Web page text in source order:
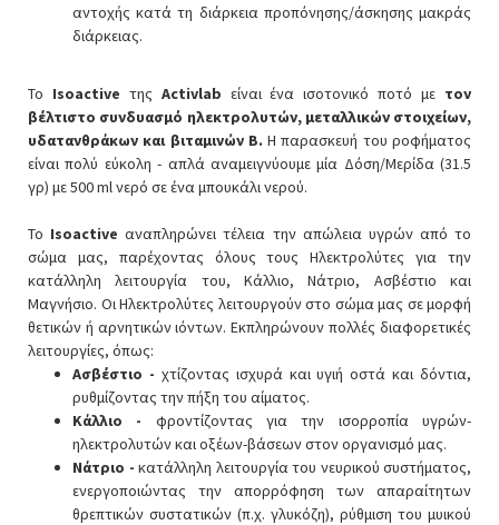
αντοχής κατά τη διάρκεια προπόνησης/άσκησης μακράς
διάρκειας.
Το Isoactive της Activlab είναι ένα ισοτονικό ποτό με τον
βέλτιστο συνδυασμό ηλεκτρολυτών, μεταλλικών στοιχείων,
υδατανθράκων και βιταμινών B. Η παρασκευή του ροφήματος
είναι πολύ εύκολη - απλά αναμειγνύουμε μία Δόση/Μερίδα (31.5
γρ) με 500 ml νερό σε ένα μπουκάλι νερού.
Το Isoactive αναπληρώνει τέλεια την απώλεια υγρών από το
σώμα μας, παρέχοντας όλους τους Ηλεκτρολύτες για την
κατάλληλη λειτουργία του, Κάλλιο, Νάτριο, Ασβέστιο και
Μαγνήσιο. Οι Ηλεκτρολύτες λειτουργούν στο σώμα μας σε μορφή
θετικών ή αρνητικών ιόντων. Εκπληρώνουν πολλές διαφορετικές
λειτουργίες, όπως:
Ασβέστιο - χτίζοντας ισχυρά και υγιή οστά και δόντια,
ρυθμίζοντας την πήξη του αίματος.
Κάλλιο - φροντίζοντας για την ισορροπία υγρών-
ηλεκτρολυτών και οξέων-βάσεων στον οργανισμό μας.
Νάτριο - κατάλληλη λειτουργία του νευρικού συστήματος,
ενεργοποιώντας την απορρόφηση των απαραίτητων
θρεπτικών συστατικών (π.χ. γλυκόζη), ρύθμιση του μυικού